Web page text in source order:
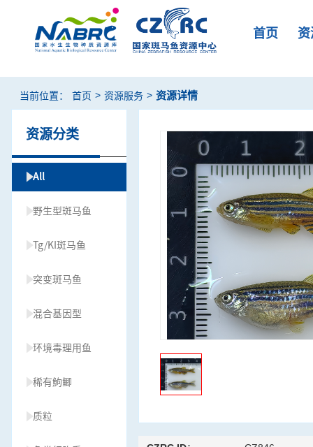
首页
当前位置： 首页 > 资源服务 > 资源详情
资源分类
All
野生型斑马鱼
Tg/KI斑马鱼
突变斑马鱼
混合基因型
环境毒理用鱼
稀有鮈鲫
质粒